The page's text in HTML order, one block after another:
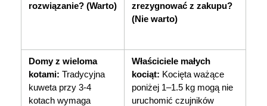
rozwiązanie? (Warto)
zrezygnować z zakupu?
(Nie warto)
Domy z wieloma
kotami: Tradycyjna
kuweta przy 3-4
kotach wymaga
Właściciele małych
kociąt: Kocięta ważące
poniżej 1–1.5 kg mogą nie
uruchomić czujników